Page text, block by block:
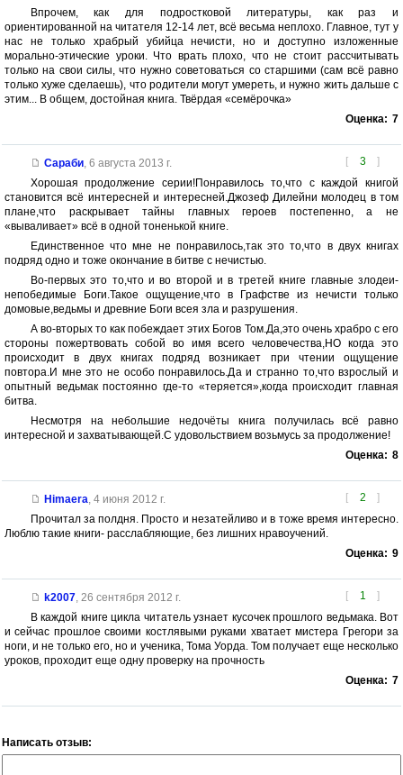
Впрочем, как для подростковой литературы, как раз и
ориентированной на читателя 12-14 лет, всё весьма неплохо. Главное, тут у
нас не только храбрый убийца нечисти, но и доступно изложенные
морально-этические уроки. Что врать плохо, что не стоит рассчитывать
только на свои силы, что нужно советоваться со старшими (сам всё равно
только хуже сделаешь), что родители могут умереть, и нужно жить дальше с
этим... В общем, достойная книга. Твёрдая «семёрочка»
Оценка: 7
[ 3 ]
Сараби, 6 августа 2013 г.
Хорошая продолжение серии!Понравилось то,что с каждой книгой
становится всё интересней и интересней.Джозеф Дилейни молодец в том
плане,что раскрывает тайны главных героев постепенно, а не
«вываливает» всё в одной тоненькой книге.
Единственное что мне не понравилось,так это то,что в двух книгах
подряд одно и тоже окончание в битве с нечистью.
Во-первых это то,что и во второй и в третей книге главные злодеи-
непобедимые Боги.Такое ощущение,что в Графстве из нечисти только
домовые,ведьмы и древние Боги всея зла и разрушения.
А во-вторых то как побеждает этих Богов Том.Да,это очень храбро с его
стороны пожертвовать собой во имя всего человечества,НО когда это
происходит в двух книгах подряд возникает при чтении ощущение
повтора.И мне это не особо понравилось.Да и странно то,что взрослый и
опытный ведьмак постоянно где-то «теряется»,когда происходит главная
битва.
Несмотря на небольшие недочёты книга получилась всё равно
интересной и захватывающей.С удовольствием возьмусь за продолжение!
Оценка: 8
[ 2 ]
Himaera 4 июня 2012 г.
Прочитал за полдня. Просто и незатейливо и в тоже время интересно.
Люблю такие книги- расслабляющие, без лишних нравоучений.
Оценка: 9
[ 1 ]
k2007, 26 сентября 2012 г.
В каждой книге цикла читатель узнает кусочек прошлого ведьмака. Вот
и сейчас прошлое своими костлявыми руками хватает мистера Грегори за
ноги, и не только его, но и ученика, Тома Уорда. Том получает еще несколько
уроков, проходит еще одну проверку на прочность
Оценка: 7
Написать отзыв: